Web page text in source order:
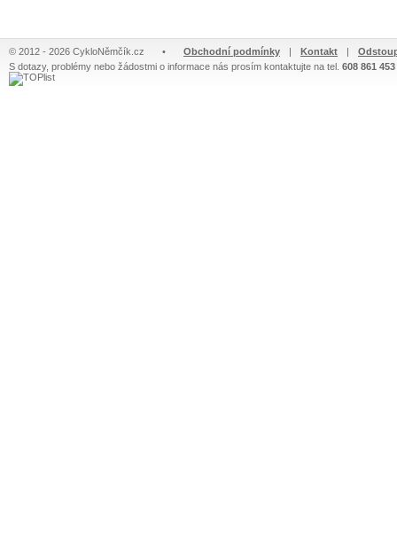
© 2012 - 2026 CykloNěmčík.cz • Obchodní podmínky | Kontakt |
S dotazy, problémy nebo žádostmi o informace nás prosím kontaktujte na tel. 608 861 453